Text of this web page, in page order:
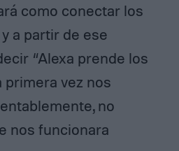
como conectar los
a partir de ese
“Alexa prende los
primera vez nos
no
nos funcionara